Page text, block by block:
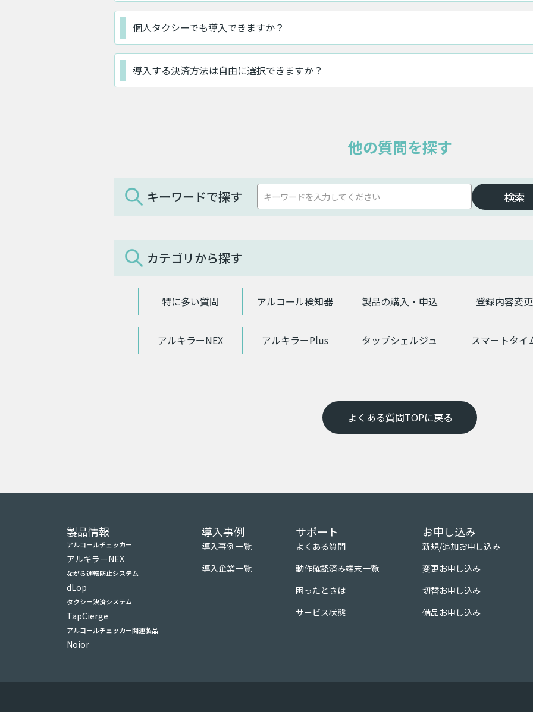
個人タクシーでも導入できますか？
導入する決済方法は自由に選択できますか？
他の質問を探す
キーワードで探す
カテゴリから探す
特に多い質問 アルコール検知器 製品の購入・申込 登録内容変更
アルキラーNEX アルキラーPlus タップシェルジュ スマートタイ
よくある質問TOPに戻る
製品情報
アルコールチェッカー
アルキラーNEX
ながら運転防止システム
dLop
タクシー決済システム
TapCierge
アルコールチェッカー関連製品
Noior
導入事例
導入事例一覧
導入企業一覧
サポート
よくある質問
動作確認済み端末一覧
困ったときは
サービス状態
お申し込み
新規/追加お申し込み
変更お申し込み
切替お申し込み
備品お申し込み